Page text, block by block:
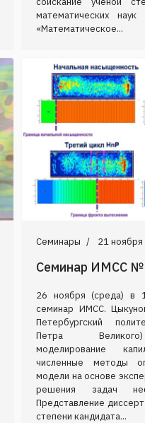
математических наук
«Математическое...
Семинары 21
Семинар ИМСС №
26 ноября (среда) в
семинар ИМСС.
Петербургский
Петра
моделирование
численные методы
модели на основе
решения задач
Представление
степени кандидата...